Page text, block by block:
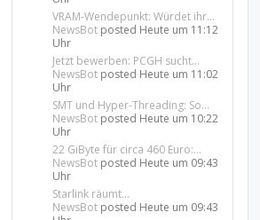
VRAM-Wendepunkt: Würdet ihr...
NewsBot posted Heute um 11:12
Uhr
Jetzt bewerben: PCGH sucht...
NewsBot posted Heute um 11:02
Uhr
SMT und Hyper-Threading: So...
NewsBot posted Heute um 10:22
Uhr
22 GiByte für circa 460 Euro:...
NewsBot posted Heute um 09:43
Uhr
Starlink räumt...
NewsBot posted Heute um 09:43